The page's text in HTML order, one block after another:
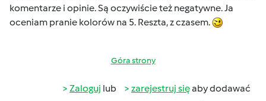
komentarze i opinie. Są oczywiście też negatywne. Ja
oceniam pranie kolorów na 5. Reszta, z czasem.
Góra strony
Zaloguj lub zarejestruj sięaby dodawać